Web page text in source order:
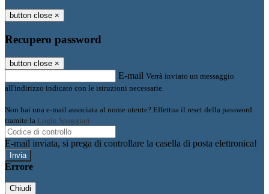
button close ×
Recupero password
button close ×
E-mail Verrà inviato un messaggio
all'indirizzo indicato con le istruzioni necessarie.
Non hai una e-mail associata al nome utente? Effettua il reset della password
tramite la Login Spaggiari
E-mail inviata, si prega di controllare la casella di posta elettronica!
Errore
Chiudi